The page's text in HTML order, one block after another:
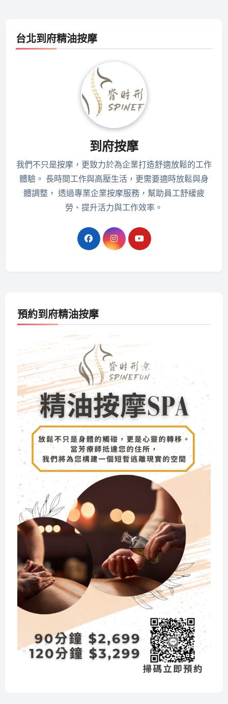
台北到府精油按摩
到府按摩
我們不只是按摩，更致力於為企業打造舒適放鬆的工作
體驗。 長時間工作與高壓生活，更需要適時放鬆與身
體調整， 透過專業企業按摩服務，幫助員工舒緩疲
勞、提升活力與工作效率。
預約到府精油按摩